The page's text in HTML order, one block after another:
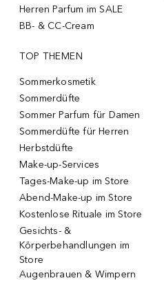
Herren Parfum im SALE
BB- & CC-Cream
TOP THEMEN
Sommerkosmetik
Sommerdüfte
Sommer Parfum für Damen
Sommerdüfte für Herren
Herbstdüfte
Make-up-Services
Tages-Make-up im Store
Abend-Make-up im Store
Kostenlose Rituale im Store
Gesichts- &
Körperbehandlungen im
Store
Augenbrauen & Wimpern